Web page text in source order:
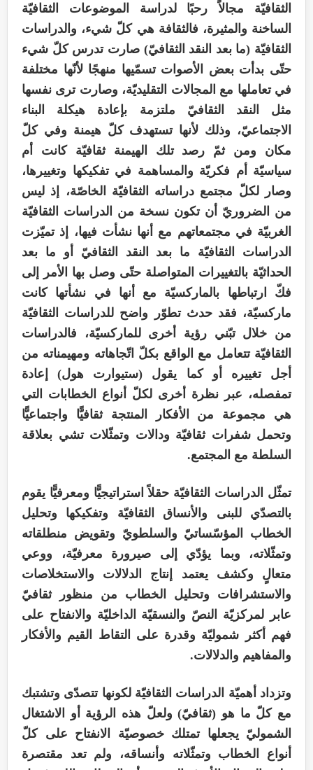
الثقافيّة مجالاً رحبًا لدراسة الموضوعات الثقافيّة
الساخنة والمثيرة، فالثقافة هي كلّ شيء، والدراسات
الثقافيّة (ما بعد النقد الثقافيّ) صارت تدرس كلّ شيء
حتّى بدأت بعض الأصوات تسمّيها منهجًا لأنّها مختلفة
في تعاملها مع المجالات التقليديّة، وصارت ترى نفسها
مثل النقد الثقافيّ ملتزمة بإعادة هيكلة البناء
الاجتماعيّ، وذلك لأنها تستهدف كلّ هيمنة وفي كلّ
مكان ومن ثمّ رصد تلك الهيمنة ثقافيّة كانت أم
سياسيّة أم فكريّة والمساهمة في تفكيكها وتغييرها،
وصار لكلّ مجتمع دراساته الثقافيّة الخاصّة، إذ ليس
من الضروريّ أن تكون نسخة من الدراسات الثقافيّة
الغربيّة في مجتمعاتهم مع أنها نشأت فيها، إذ تميّزت
الدراسات الثقافيّة ما بعد النقد الثقافيّ أو ما بعد
الحداثيّة بالتغييرات المتواصلة حتّى وصل بها الأمر إلى
فكّ ارتباطها بالماركسيّة مع أنها في نشأتها كانت
ماركسيّة، فقد حدث تطوّر واضح للدراسات الثقافيّة
من خلال تبّني رؤية أخرى للماركسيّة، فالدراسات
الثقافيّة تتعامل مع الواقع بكلّ اتّجاهاته ومهيمناته من
أجل تغييره أو كما يقول (ستيوارت هول) إعادة
تمفصله، عبر نظرة أخرى لكلّ أنواع الخطابات التي
هي مجموعة من الأفكار المنتجة ثقافيًّا واجتماعيًّا
وتحمل شفرات ثقافيّة ودالات وتمثّلات تشي بعلاقة
السلطة مع المجتمع.
تمثّل الدراسات الثقافيّة حقلاً استراتيجيًّا ومعرفيًّا يقوم
بالتصدّي للبنى والأنساق الثقافيّة وتفكيكها وتحليل
الخطاب المؤسّساتيّ والسلطويّ وتقويض منطلقاته
وتمثّلاته، وبما يؤدّي إلى صيرورة معرفيّة، ووعي
متعالٍ وكشف يعتمد إنتاج الدلالات والاستخلاصات
والاستشرافات وتحليل الخطاب من منظور ثقافيّ
عابر لمركزيّة النصّ والنسقيّة الداخليّة والانفتاح على
فهم أكثر شموليّة وقدرة على التقاط القيم والأفكار
والمفاهيم والدلالات.
وتزداد أهميّة الدراسات الثقافيّة لكونها تتصدّى وتشتبك
مع كلّ ما هو (ثقافيّ) ولعلّ هذه الرؤية أو الاشتغال
الشموليّ يجعلها تمتلك خصوصيّة الانفتاح على كلّ
أنواع الخطاب وتمثّلاته وأنساقه، ولم تعد مقتصرة